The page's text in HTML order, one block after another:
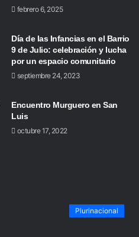
febrero 6, 2025
Día de las Infancias en el Barrio
9 de Julio: celebración y lucha
por un espacio comunitario
septiembre 24, 2023
Encuentro Murguero en San
Luis
octubre 17, 2022
Plurinacional